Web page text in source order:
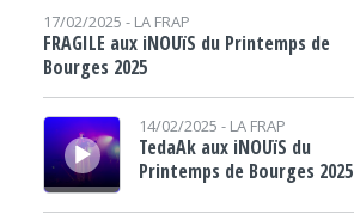
17/02/2025 - LA FRAP
FRAGILE aux iNOUïS du Printemps de
Bourges 2025
Lecteur audio
14/02/2025 - LA FRAP
TedaAk aux iNOUïS du
Printemps de Bourges 2025